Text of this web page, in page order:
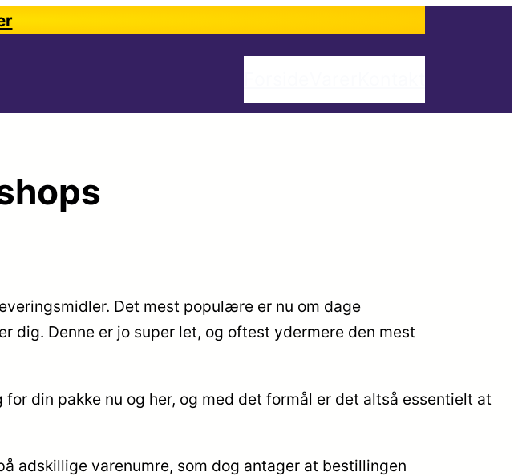
Det mest populære er nu om dage
dig. Denne er jo super let, og oftest ydermere den mest
din pakke nu og her, og med det formål er det altså essentielt at
adskillige varenumre, som dog antager at bestillingen